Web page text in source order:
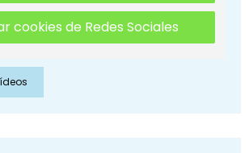
cookies de Redes Sociales